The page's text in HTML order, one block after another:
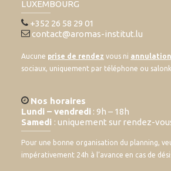
LUXEMBOURG
+352 26 58 29 01
contact@aromas-institut.lu
Aucune prise de rendez vous ni annulation
sociaux, uniquement par téléphone ou
Nos horaires
Lundi – vendredi : 9h – 18h
Samedi : uniquement sur rendez-
Pour une bonne organisation du planning,
impérativement 24h à l’avance en cas de